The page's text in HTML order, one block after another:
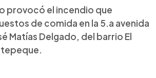
provocó el incendio que
de comida en la 5.a avenida
Matías Delgado, del barrio El